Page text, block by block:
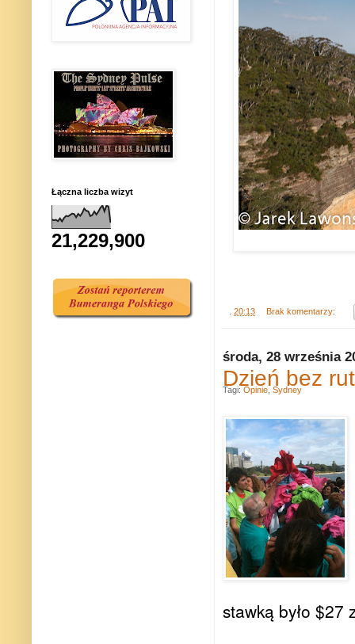
20:13 Brak komentarzy:
środa, 28 września
Dzień bez
stawką było $27
Tagi: Opinie Sydney
Łączna liczba wizyt
21,229,900